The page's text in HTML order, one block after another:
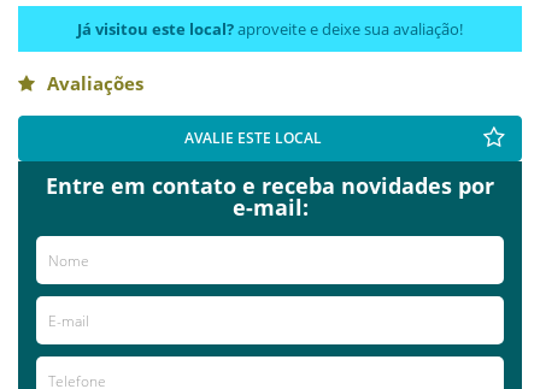
Já visitou este local?aproveite e deixe sua avaliação!
Avaliações
AVALIE ESTE LOCAL
Entre em contato e receba novidades por
e-mail: